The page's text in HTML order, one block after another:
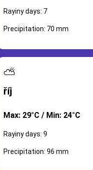
Rayiny days: 7
Precipitation: 70 mm
⛅
říj
Max: 29°C / Min: 24°C
Rayiny days: 9
Precipitation: 96 mm